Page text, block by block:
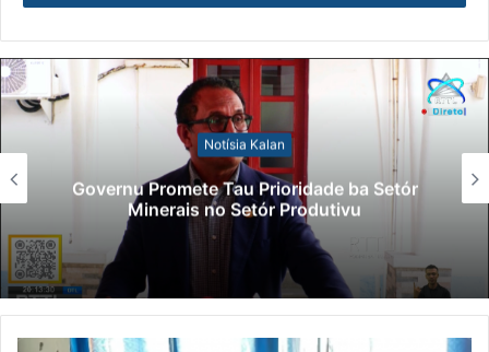
Notísia Kalan
Governu Promete Tau Prioridade ba Setór
Minerais no Setór Produtivu